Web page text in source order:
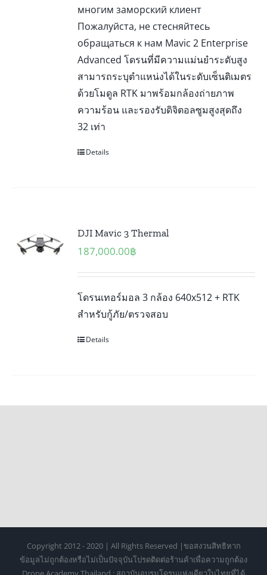
многим заморский клиент
Пожалуйста, не стесняйтесь
обращаться к нам Mavic 2 Enterprise
Advanced โดรนที่มีความแม่นยำระดับสูง
สามารถระบุตำแหน่งได้ในระดับเซ็นติเมตร
ด้วยโมดูล RTK มาพร้อมกล้องถ่ายภาพ
ความร้อน และรองรับดิจิตอลซูมสูงสุดถึง
32 เท่า
Details
DJI Mavic 3 Thermal
187,000.00฿
โดรนเทอร์มอล 3 กล้อง 640x512 + RTK
สำหรับกู้ภัย/ตรวจสอบ
Details
Copyright 2012 - 2020 | All Rights Reserved |ขอสงวนสิทธิหาก
ข้อมูลไม่ถูกต้องหรือไม่เป็นปัจจุบันโปรดติดต่อร้านค้าเพื่อความถูกต้อง